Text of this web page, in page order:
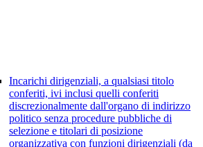
Incarichi dirigenziali, a qualsiasi titolo
conferiti, ivi inclusi quelli conferiti
discrezionalmente dall'organo di indirizzo
politico senza procedure pubbliche di
selezione e titolari di posizione
organizzativa con funzioni dirigenziali (da